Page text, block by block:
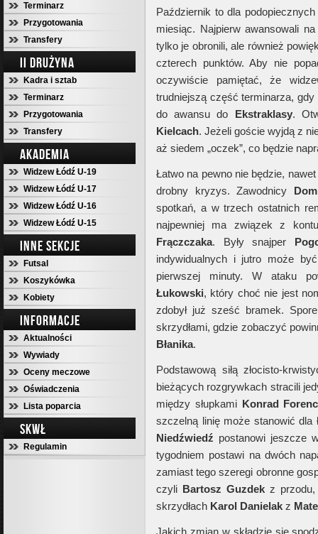
Terminarz
Przygotowania
Transfery
II DRUŻYNA
Kadra i sztab
Terminarz
Przygotowania
Transfery
AKADEMIA
Widzew Łódź U-19
Widzew Łódź U-17
Widzew Łódź U-16
Widzew Łódź U-15
INNE SEKCJE
Futsal
Koszykówka
Kobiety
INFORMACJE
Aktualności
Wywiady
Oceny meczowe
Oświadczenia
Lista poparcia
SKWŁ
Regulamin
Październik to dla
miesiąc. Najpierw awansowali
tylko je obronili, ale również
czterech punktów. Aby nie
oczywiście pamiętać, że
trudniejszą część terminarza,
do awansu do Ekstraklasy.
Kielcach. Jeżeli goście wyjdą z
aż siedem „oczek”, co będzie
Łatwo na pewno nie będzie,
drobny kryzys. Zawodnicy
spotkań, a w trzech ostatnich
najpewniej ma związek z
Frączczaka. Były snajper
indywidualnych i jutro może
pierwszej minuty. W ataku
Łukowski, który choć nie jest
zdobył już sześć bramek.
skrzydłami, gdzie zobaczyć
Błanika.
Podstawową siłą złocisto-
bieżących rozgrywkach stracili
między słupkami Konrad
szczelną linię może stanowić dla
Niedźwiedź postanowi jeszcze
tygodniem postawi na dwóch
zamiast tego szeregi obronne
czyli Bartosz Guzdek z
skrzydłach Karol Danielak z
Jakich zmian w składzie się